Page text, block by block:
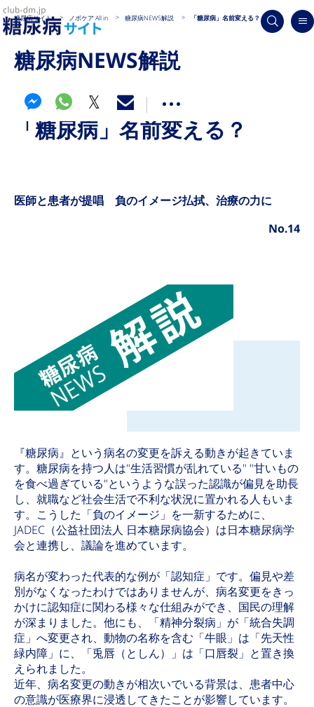
糖尿病サイト ノボケア All in 糖尿病NEWS解説 「糖尿病」名前変える？
糖尿病NEWS解説
「糖尿病」名前変える？
医師と患者が提唱 負のイメージ払拭、治療の力に
No.14
『糖尿病』という病名の変更を訴える動きが起きていま
す。糖尿病を持つ人は"生活習慣が乱れている" "甘いもの
を食べ過ぎている"というような誤った認識が偏見を助長
し、就職など社会生活で不利な状況に置かれる人もいま
す。こうした「負のイメージ」を一新するために、
JADEC（公益社団法人 日本糖尿病協会）は日本糖尿病学
会と連携し、議論を進めています。
病名が変わった代表的な例が「認知症」です。偏見や差
別がなくなったわけではありませんが、病名変更をきっ
かけに認知症に関わる様々な仕組みができ、国民の理解
が深まりました。他にも、「精神分裂病」が「統合失調
症」へ変更され、動物の名称を含む「牛眼」は「先天性
緑内障」に、「兎唇（としん）」は「口唇裂」と置き換
えられました。
近年、病名変更の動きが相次いでいる背景は、患者中心
の意識が医療界に浸透してきたことが影響しています。